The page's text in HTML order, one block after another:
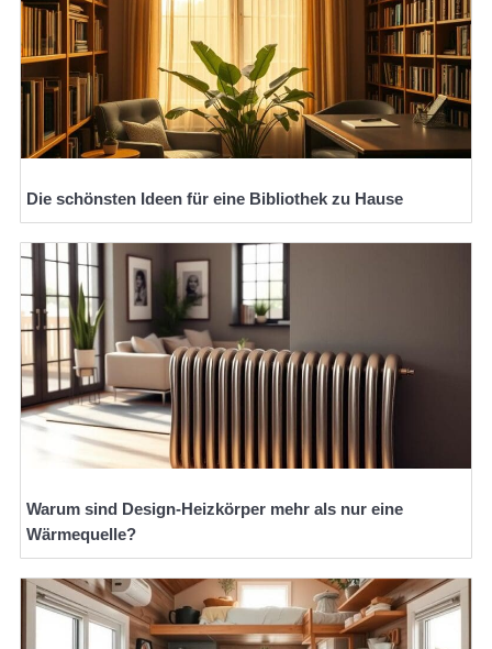
Die schönsten Ideen für eine Bibliothek zu Hause
Warum sind Design-Heizkörper mehr als nur eine
Wärmequelle?